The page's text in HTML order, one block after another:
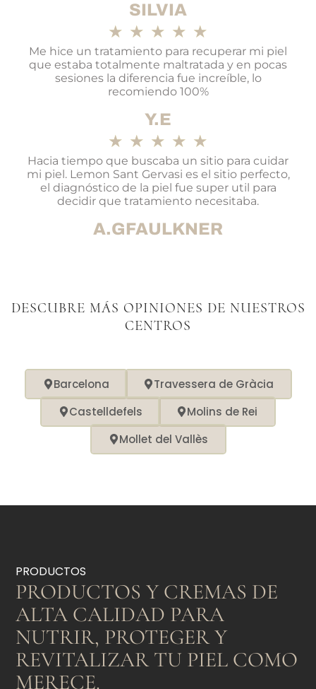
SILVIA
★ ★ ★ ★ ★
Me hice un tratamiento para recuperar mi piel
que estaba totalmente maltratada y en pocas
sesiones la diferencia fue increíble, lo
recomiendo 100%
Y.E
★ ★ ★ ★ ★
Hacia tiempo que buscaba un sitio para cuidar
mi piel. Lemon Sant Gervasi es el sitio perfecto,
el diagnóstico de la piel fue super util para
decidir que tratamiento necesitaba.
A.GFAULKNER
DESCUBRE MÁS OPINIONES DE NUESTROS
CENTROS
Barcelona
Travessera de Gràcia
Castelldefels
Molins de Rei
Mollet del Vallès
PRODUCTOS
PRODUCTOS Y CREMAS DE
ALTA CALIDAD PARA
NUTRIR, PROTEGER Y
REVITALIZAR TU PIEL COMO
MERECE.